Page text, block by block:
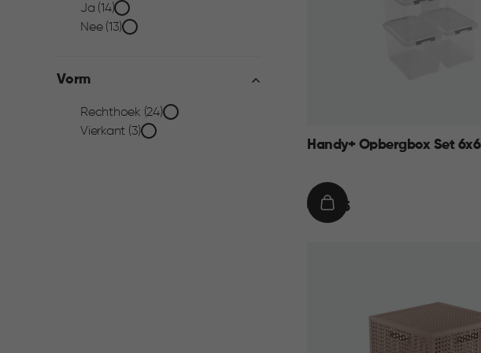
Transparant
Ja (14)
Nee (13)
Vorm
Vorm
Rechthoek (24)
Vierkant (3)
Handy+ Opbergbox Set
€
99,95
€ 99,95
IN